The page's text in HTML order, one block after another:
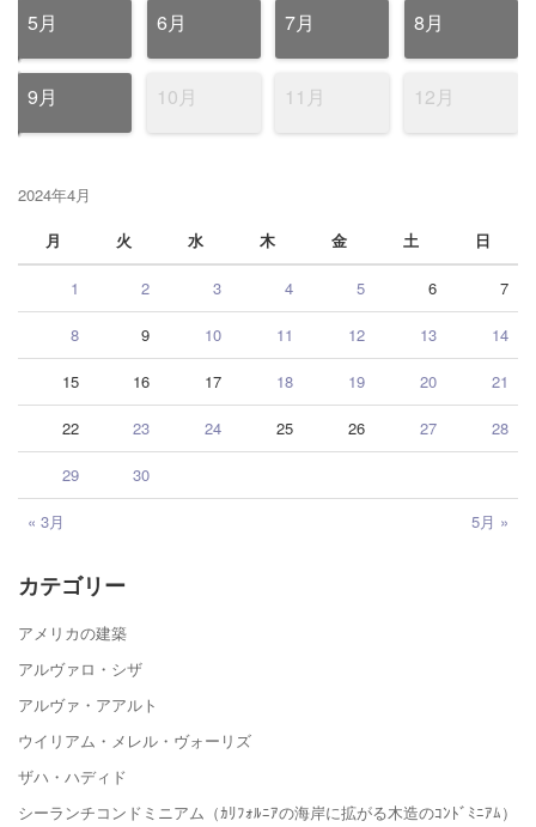
5月 6月 7月 8月
9月 10月 11月 12月
2024年4月
月
火 水 木 金 土 日
« 3月 5月 »
1 2 3 4 5 6 7
8 9 10 11 12 13 14
15 16 17 18 19 20 21
22 23 24 25 26 27 28
29 30
カテゴリー
アメリカの建築
アルヴァロ・シザ
アルヴァ・アアルト
ウイリアム・メレル・ヴォーリズ
ザハ・ハディド
シーランチコンドミニアム（ｶﾘﾌｫﾙﾆｱの海岸に拡がる木造のｺﾝﾄﾞﾐﾆｱﾑ）